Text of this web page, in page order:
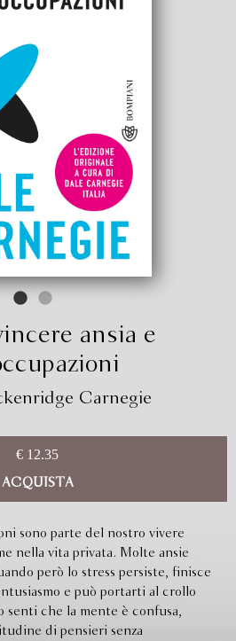
ansia e
Carnegie
€ 12.35
ACQUISTA
sono parte del nostro vivere
nella vita privata. Molte ansie
però lo stress persiste, finisce
e può portarti al crollo
senti che la mente è confusa,
di pensieri senza